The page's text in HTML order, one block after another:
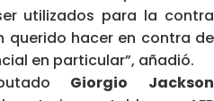
utilizados para la contra
querido hacer en contra de
en particular”, añadió.
Giorgio Jackson